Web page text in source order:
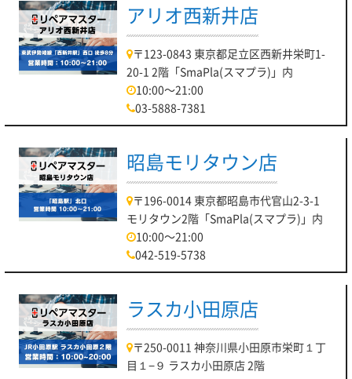
アリオ西新井店
〒123-0843 東京都足立区西新井栄町1-
20-1 2階「SmaPla(スマプラ)」内
10:00～21:00
03-5888-7381
昭島モリタウン店
〒196-0014 東京都昭島市代官山2-3-1
モリタウン2階「SmaPla(スマプラ)」内
10:00～21:00
042-519-5738
ラスカ小田原店
〒250-0011 神奈川県小田原市栄町１丁
目１−９ ラスカ小田原店 2階